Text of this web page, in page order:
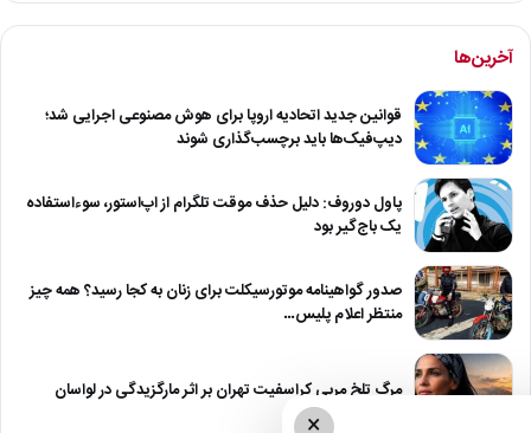
آخرین‌ها
قوانین جدید اتحادیه اروپا برای هوش مصنوعی اجرایی شد؛
دیپ‌فیک‌ها باید برچسب‌گذاری شوند
پاول دوروف: دلیل حذف موقت تلگرام از اپ‌استور، سوءاستفاده
یک باج‌گیر بود
صدور گواهینامه موتورسیکلت برای زنان به کجا رسید؟ همه چیز
منتظر اعلام پلیس…
مرگ تلخ مربی کراسفیت تهران بر اثر مارگزیدگی در لواسان